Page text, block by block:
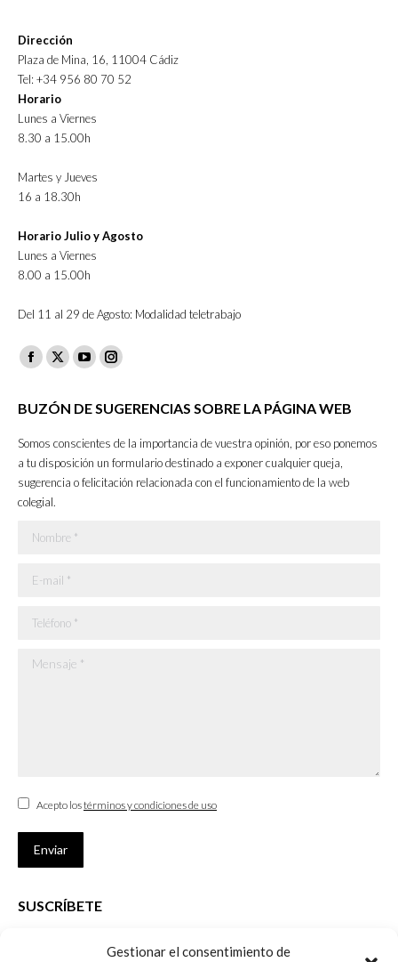
Gestionar el consentimiento de
Dirección
Plaza de Mina, 16, 11004 Cádiz
Tel: +34 956 80 70 52
Horario
Lunes a Viernes
8.30 a 15.00h
Martes y Jueves
16 a 18.30h
Horario Julio y Agosto
Lunes a Viernes
8.00 a 15.00h
Del 11 al 29 de Agosto: Modalidad teletrabajo
Facebook
opens
new
window
X
opens
new
window
YouTube
opens
new
window
Instagram
opens
in
new
window
BUZÓN DE SUGERENCIAS SOBRE LA PÁGINA WEB
Somos conscientes de la importancia de vuestra opinión, por eso ponemos
a tu disposición un formulario destinado a exponer cualquier queja,
sugerencia o felicitación relacionada con el funcionamiento de la web
colegial.
Nombre *
E-mail *
Teléfono *
Mensaje *
Acepto lostérminos y condiciones de uso
Enviar
SUSCRÍBETE